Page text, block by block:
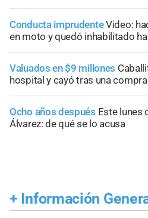
Conducta imprudenteVideo:
en moto y quedó inhabilitado
Valuados en $9 millones
hospital y cayó tras una
Ocho años después Este lunes
Álvarez: de qué se lo acusa
+ Información